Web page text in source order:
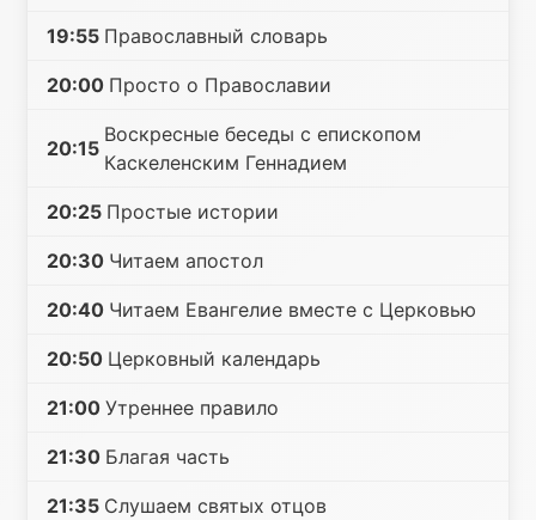
19:55 Православный словарь
20:00 Просто о Православии
20:15
Воскресные беседы с епископом
Каскеленским Геннадием
20:25 Простые истории
20:30 Читаем апостол
20:40 Читаем Евангелие вместе с Церковью
20:50 Церковный календарь
21:00 Утреннее правило
21:30 Благая часть
21:35 Слушаем святых отцов